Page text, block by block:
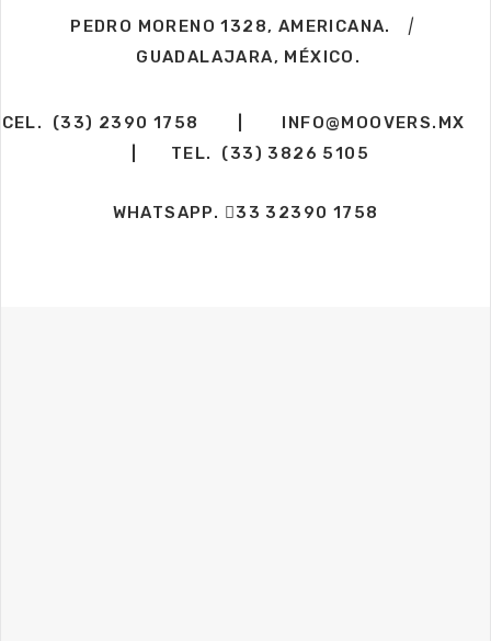
PEDRO MORENO 1328, AMERICANA.
|
GUADALAJARA, MÉXICO.
CEL. (33) 2390 1758
INFO@MOOVERS.MX
| TEL. (33) 3826 5105
WHATSAPP. 33 32390 1758